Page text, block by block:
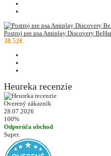
Postroj pre psa Amiplay Discovery
38.52€
Heureka recenzie
Overený zákazník
28.07.2026
100%
Odporúča obchod
Super.